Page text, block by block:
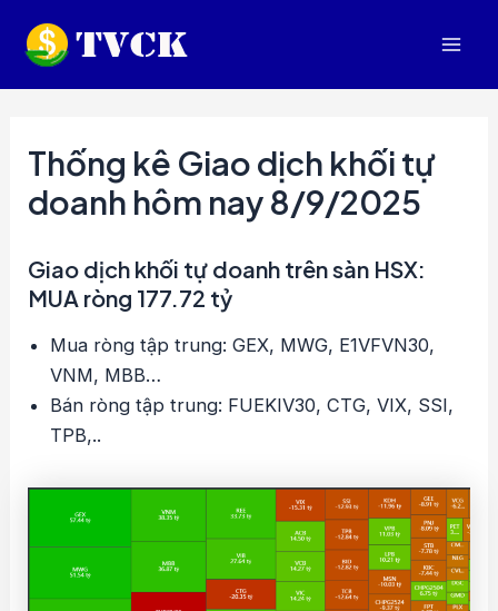
Thống kê Giao dịch khối tự
doanh hôm nay 8/9/2025
Giao dịch khối tự doanh trên sàn HSX:
MUA ròng 177.72 tỷ
Mua ròng tập trung: GEX, MWG, E1VFVN30,
VNM, MBB…
Bán ròng tập trung: FUEKIV30, CTG, VIX, SSI,
TPB,..